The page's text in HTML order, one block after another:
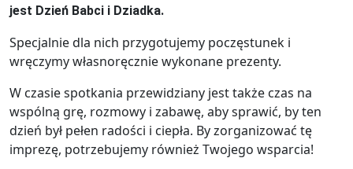
jest Dzień Babci i Dziadka.
Specjalnie dla nich przygotujemy poczęstunek i
wręczymy własnoręcznie wykonane prezenty.
W czasie spotkania przewidziany jest także czas na
wspólną grę, rozmowy i zabawę, aby sprawić, by ten
dzień był pełen radości i ciepła. By zorganizować tę
imprezę, potrzebujemy również Twojego wsparcia!